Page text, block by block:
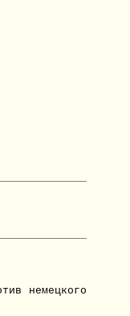
немецкого